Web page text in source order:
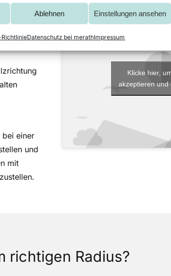
Ablehnen Einstellungen ansehen
Datenschutz bei merathImpressum
sich die
Blech
bei einer
und
mit
Klicke hier,
akzeptieren und
richtigen Radius?